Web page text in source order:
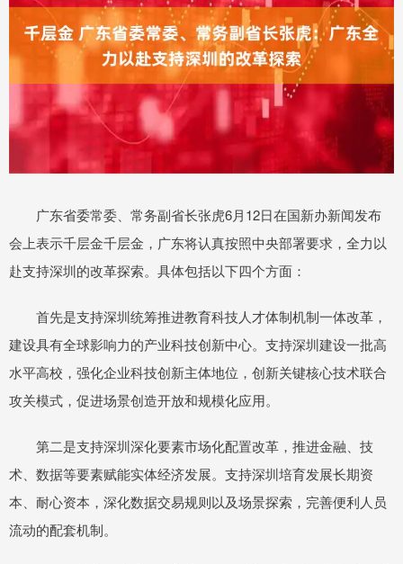
广东省委常委、常务副省长张虎6月12日在国新办新闻发布
会上表示千层金千层金，广东将认真按照中央部署要求，全力以
赴支持深圳的改革探索。具体包括以下四个方面：
首先是支持深圳统筹推进教育科技人才体制机制一体改革，
建设具有全球影响力的产业科技创新中心。支持深圳建设一批高
水平高校，强化企业科技创新主体地位，创新关键核心技术联合
攻关模式，促进场景创造开放和规模化应用。
第二是支持深圳深化要素市场化配置改革，推进金融、技
术、数据等要素赋能实体经济发展。支持深圳培育发展长期资
本、耐心资本，深化数据交易规则以及场景探索，完善便利人员
流动的配套机制。